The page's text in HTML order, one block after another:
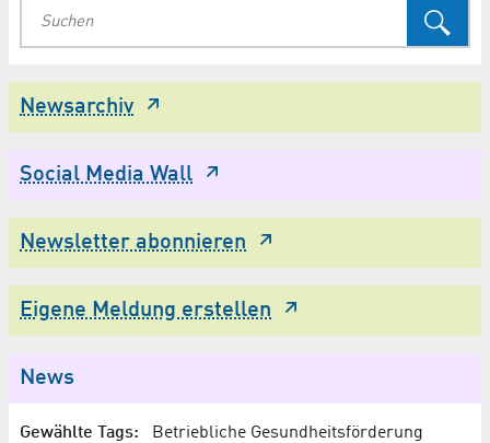
Newsarchiv
Social Media Wall
Newsletter abonnieren
Eigene Meldung erstellen
News
Gewählte Tags:
Betriebliche Gesundheitsförderung